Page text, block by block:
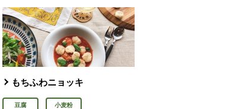
もちふわニョッキ
豆腐 小麦粉